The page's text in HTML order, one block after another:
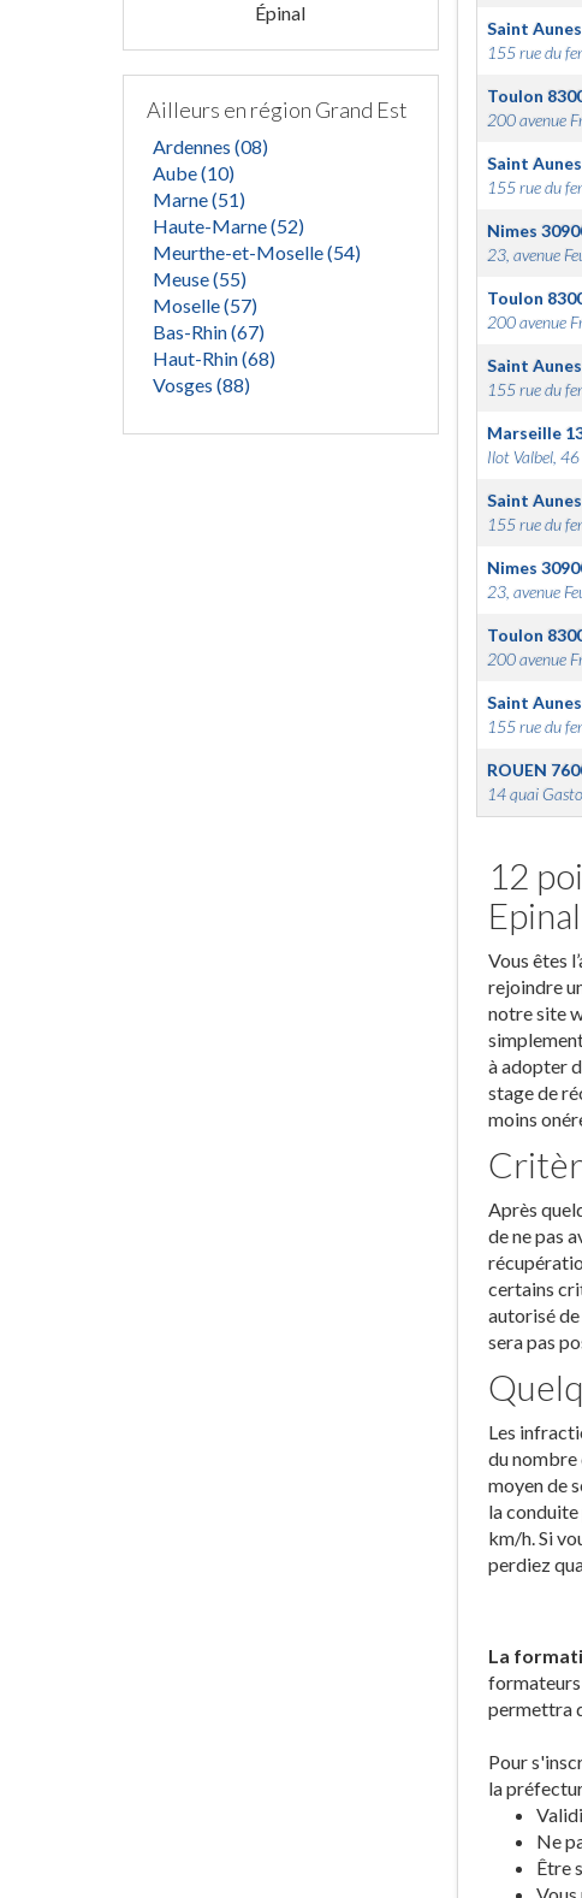
Épinal
Ailleurs en région Grand Est
Ardennes (08)
Aube (10)
Marne (51)
Haute-Marne (52)
Meurthe-et-Moselle (54)
Meuse (55)
Moselle (57)
Bas-Rhin (67)
Haut-Rhin (68)
Vosges (88)
Saint Aunes
155 rue du
Toulon
200 avenue
Saint Aunes
155 rue du
Nimes
23, avenue
Toulon
200 avenue
Saint Aunes
155 rue du
Marseille
Ilot Valbel, 46
Saint Aunes
155 rue du
Nimes
23, avenue
Toulon
200 avenue
Saint Aunes
155 rue du
ROUEN
14 quai
12
Epinal
Vous êtes
rejoindre
notre site
à adopter
stage de
moins
Après
de ne pas
certains
autorisé
sera pas
Les
du nombre
moyen de
la
km/h. Si
perdiez
La
formateurs
permettra
Pour
la
Ne
Être